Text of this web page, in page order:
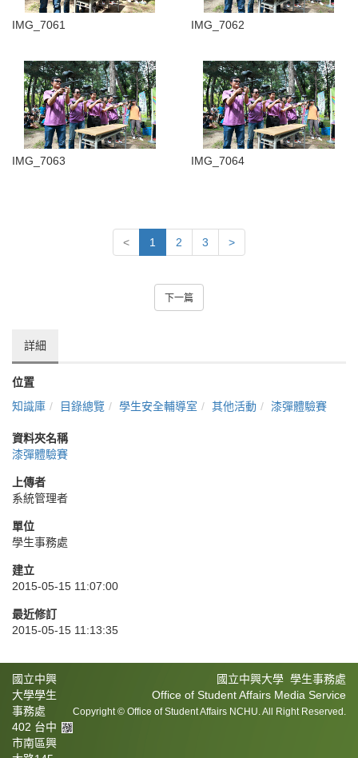
IMG_7061 IMG_7062
IMG_7063 IMG_7064
< 1 2 3 >
下一篇
詳細
位置
知識庫
目錄總覽 學生安全輔導室 其他活動 漆彈體驗賽
資料夾名稱
漆彈體驗賽
上傳者
系統管理者
單位
學生事務處
建立
2015-05-15 11:07:00
最近修訂
2015-05-15 11:13:35
國立中興大學 學生事務處
Office of Student Affairs Media Service
Copyright © Office of Student Affairs NCHU. All Right Reserved.
國立中興
大學學生
事務處
402 台中
市南區興